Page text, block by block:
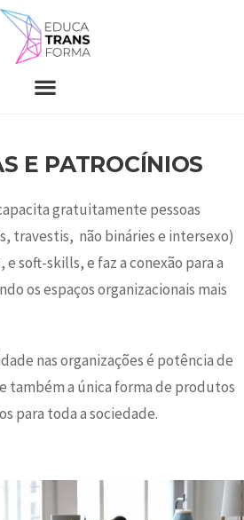
E PATROCÍNIOS
gratuitamente pessoas
travestis, não bináries e intersexo)
soft-skills, e faz a conexão para a
os espaços organizacionais mais
nas organizações é potência de
também a única forma de produtos
para toda a sociedade.